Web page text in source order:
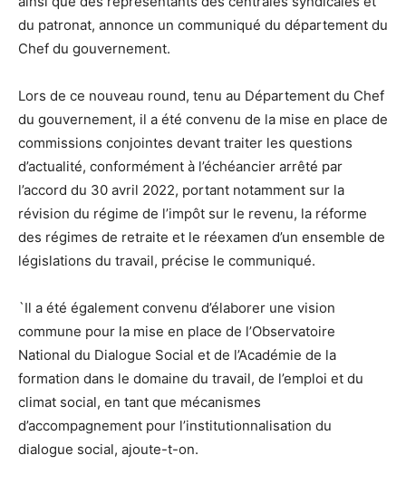
du patronat, annonce un communiqué du département du
Chef du gouvernement.
Lors de ce nouveau round, tenu au Département du Chef
du gouvernement, il a été convenu de la mise en place de
commissions conjointes devant traiter les questions
d’actualité, conformément à l’échéancier arrêté par
l’accord du 30 avril 2022, portant notamment sur la
révision du régime de l’impôt sur le revenu, la réforme
des régimes de retraite et le réexamen d’un ensemble de
législations du travail, précise le communiqué.
`Il a été également convenu d’élaborer une vision
commune pour la mise en place de l’Observatoire
National du Dialogue Social et de l’Académie de la
formation dans le domaine du travail, de l’emploi et du
climat social, en tant que mécanismes
d’accompagnement pour l’institutionnalisation du
dialogue social, ajoute-t-on.